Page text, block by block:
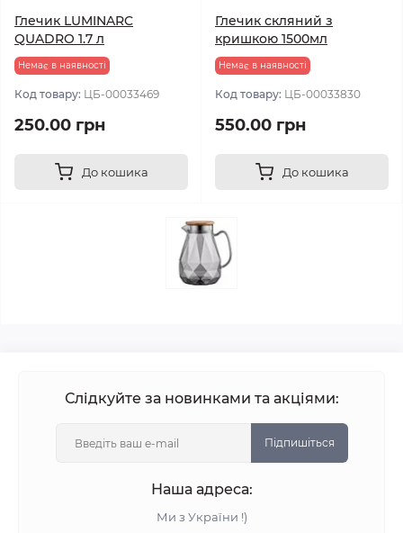
Глечик LUMINARC
QUADRO 1.7 л
Немає в наявності
Код товару: ЦБ-00033469
250.00 грн
До кошика
Глечик скляний з
кришкою 1500мл
Немає в наявності
Код товару: ЦБ-00033830
550.00 грн
До кошика
Слідкуйте за новинками та акціями:
Підпишіться
Наша адреса:
Ми з України !)